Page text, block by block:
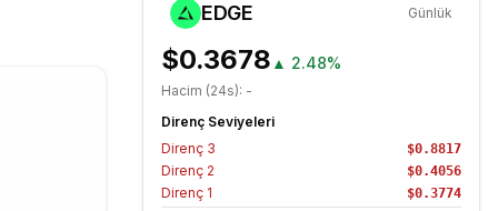
EDGE Günlük
$0.3678 ▲ 2.48%
Hacim (24s): -
Direnç Seviyeleri
Direnç 3 $0.8817
Direnç 2 $0.4056
Direnç 1 $0.3774